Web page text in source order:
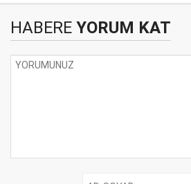
HABERE YORUM KAT